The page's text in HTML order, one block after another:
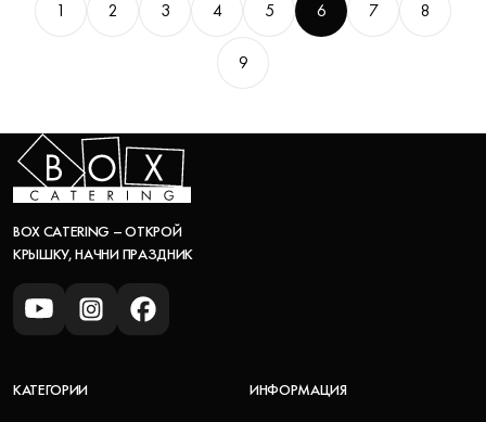
1 2 3 4 5 6 7 8
9
BOX CATERING – ОТКРОЙ
КРЫШКУ, НАЧНИ ПРАЗДНИК
КАТЕГОРИИ ИНФОРМАЦИЯ